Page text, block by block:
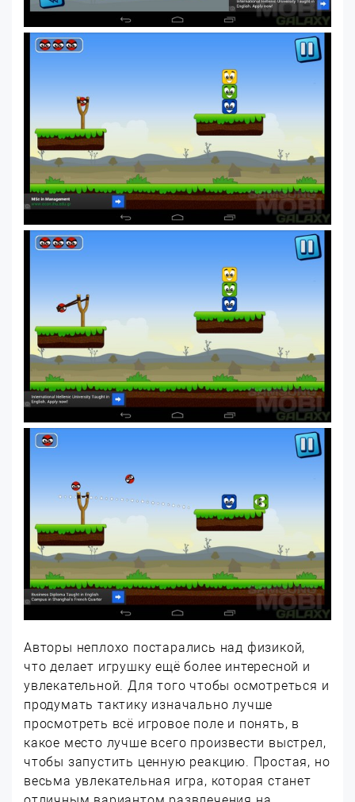
Авторы неплохо постарались над физикой,
что делает игрушку ещё более интересной и
увлекательной. Для того чтобы осмотреться и
продумать тактику изначально лучше
просмотреть всё игровое поле и понять, в
какое место лучше всего произвести выстрел,
чтобы запустить ценную реакцию. Простая, но
весьма увлекательная игра, которая станет